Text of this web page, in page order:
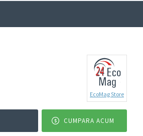
EcoMag Store
CUMPARA ACUM